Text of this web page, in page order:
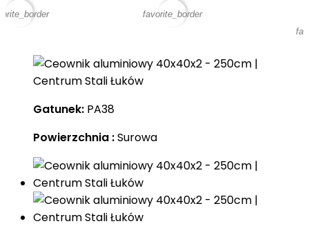
favorite_border
Gatunek: PA38
Powierzchnia :Surowa